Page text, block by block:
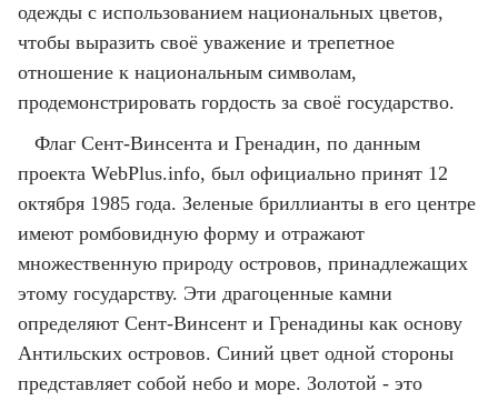
одежды с использованием национальных цветов,
чтобы выразить своё уважение и трепетное
отношение к национальным символам,
продемонстрировать гордость за своё государство.
Флаг Сент-Винсента и Гренадин, по данным
проекта WebPlus.info, был официально принят 12
октября 1985 года. Зеленые бриллианты в его центре
имеют ромбовидную форму и отражают
множественную природу островов, принадлежащих
этому государству. Эти драгоценные камни
определяют Сент-Винсент и Гренадины как основу
Антильских островов. Синий цвет одной стороны
представляет собой небо и море. Золотой - это